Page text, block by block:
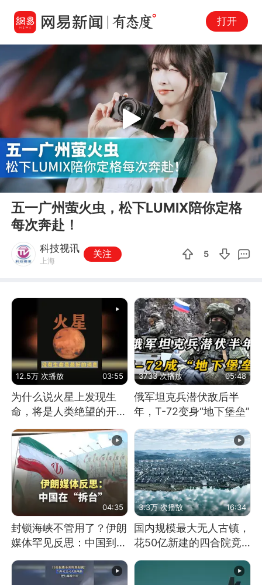
打开
00:00 00:44
Play
五一广州萤火虫，松下LUMIX陪你定格
每次奔赴！
科技视讯
上海
关注 5
12.5万 次播放 03:55
为什么说火星上发现生
命，将是人类绝望的开
始？
3733 次播放 05:48
俄军坦克兵潜伏敌后半
年，T-72变身“地下堡垒”
04:35
封锁海峡不管用了？伊朗
媒体罕见反思：中国到底
3.3万 次播放 16:34
国内规模最大无人古镇，
花50亿新建的四合院竟